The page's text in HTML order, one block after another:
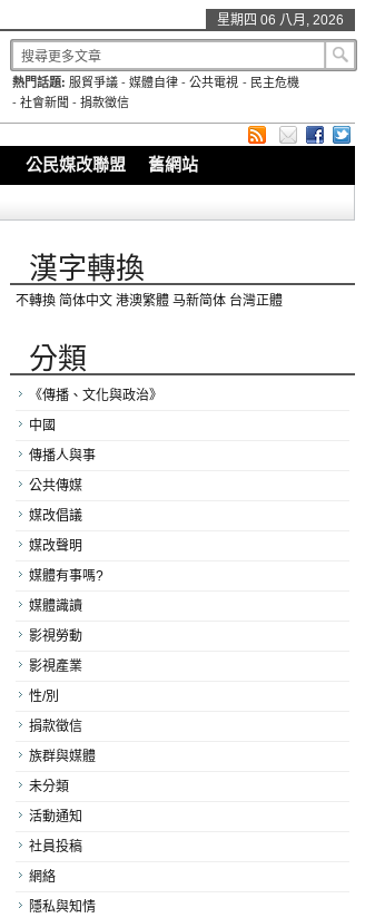
星期四 06 八月, 2026
熱門話題: 服貿爭議 -媒體自律 -公共電視 - 民主危機
- 社會新聞 - 捐款徵信
公民媒改聯盟 舊網站
漢字轉換
不轉換 简体中文 港澳繁體 马新简体 台灣正體
分類
《傳播、文化與政治》
中國
傳播人與事
公共傳媒
媒改倡議
媒改聲明
媒體有事嗎?
媒體識讀
影視勞動
影視產業
性/別
捐款徵信
族群與媒體
未分類
活動通知
社員投稿
網絡
隱私與知情